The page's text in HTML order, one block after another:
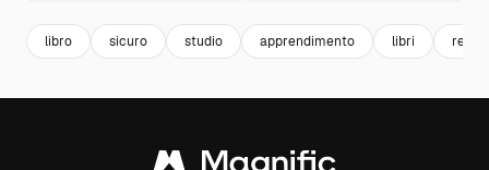
libro sicuro studio apprendimento libri